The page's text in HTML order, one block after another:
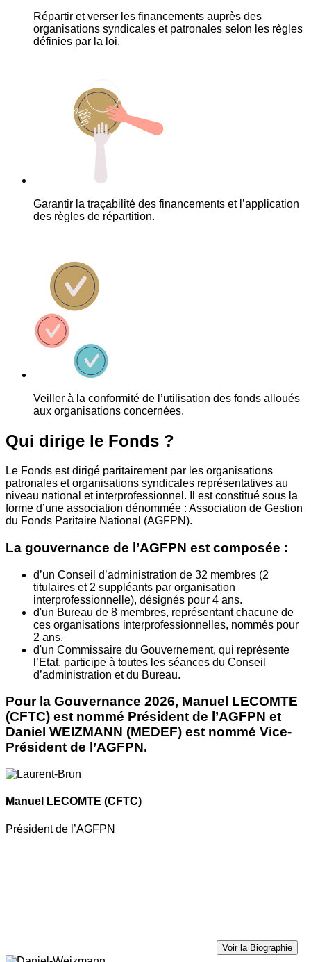
Répartir et verser les financements auprès des
organisations syndicales et patronales selon les règles
définies par la loi.
Garantir la traçabilité des financements et l’application
des règles de répartition.
Veiller à la conformité de l’utilisation des fonds alloués
aux organisations concernées.
Qui dirige le Fonds ?
Le Fonds est dirigé paritairement par les organisations
patronales et organisations syndicales représentatives au
niveau national et interprofessionnel. Il est constitué sous la
forme d’une association dénommée : Association de Gestion
du Fonds Paritaire National (AGFPN).
La gouvernance de l’AGFPN est composée :
d’un Conseil d’administration de 32 membres (2
titulaires et 2 suppléants par organisation
interprofessionnelle), désignés pour 4 ans.
d'un Bureau de 8 membres, représentant chacune de
ces organisations interprofessionnelles, nommés pour
2 ans.
d'un Commissaire du Gouvernement, qui représente
l’Etat, participe à toutes les séances du Conseil
d’administration et du Bureau.
Pour la Gouvernance 2026, Manuel LECOMTE
(CFTC) est nommé Président de l’AGFPN et
Daniel WEIZMANN (MEDEF) est nommé Vice-
Président de l’AGFPN.
Manuel LECOMTE (CFTC)
Président de l’AGFPN
Voir la Biographie